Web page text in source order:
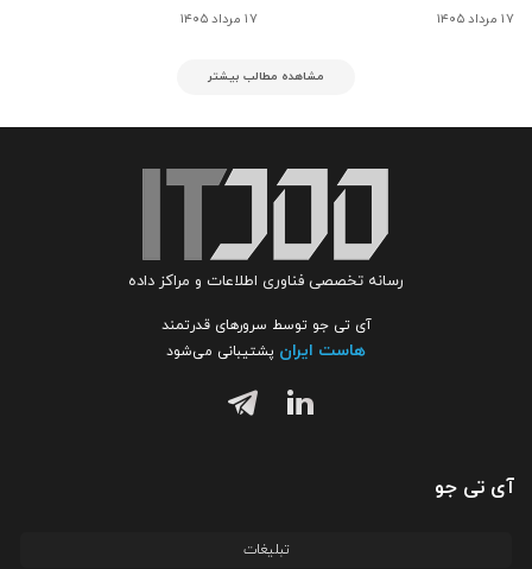
۱۷ مرداد ۱۴۰۵ ۱۷ مرداد ۱۴۰۵
مشاهده مطالب بیشتر
رسانه تخصصی فناوری اطلاعات و مراکز داده
آی تی جو توسط سرورهای قدرتمند
هاست ایران پشتیبانی می‌شود
آی تی جو
تبلیغات